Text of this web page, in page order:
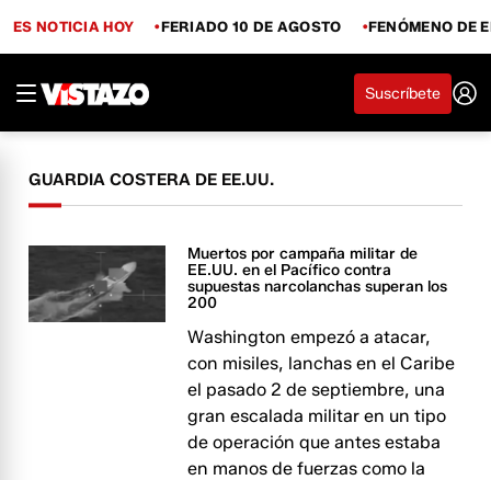
ES NOTICIA HOY FERIADO 10 DE AGOSTO FENÓMENO DE
Suscríbete
GUARDIA COSTERA DE EE.UU.
Muertos por campaña militar de
EE.UU. en el Pacífico contra
supuestas narcolanchas superan los
200
Washington empezó a atacar,
con misiles, lanchas en el Caribe
el pasado 2 de septiembre, una
gran escalada militar en un tipo
de operación que antes estaba
en manos de fuerzas como la